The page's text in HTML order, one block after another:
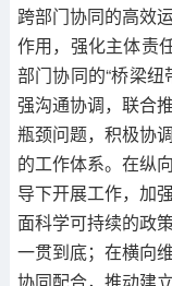
跨部门协同的高效
作用，强化主体责
部门协同的“桥梁
强沟通协调，联合
瓶颈问题，积极协
的工作体系。在纵
导下开展工作，加
面科学可持续的政
一贯到底；在横向